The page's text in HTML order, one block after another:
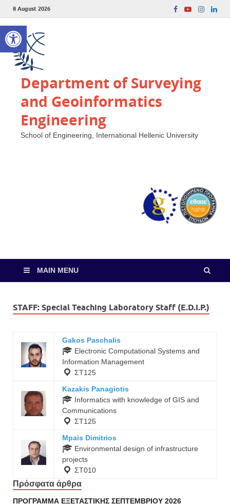
Open toolbar
8 August 2026
Department of Surveying
and Geoinformatics
Engineering
School of Engineering, International Hellenic University
MAIN MENU
STAFF: Special Teaching Laboratory Staff (E.D.I.P.)
Gakos Paschalis
Electronic Computational Systems and
Information Management
ΣΤ125
Kazakis Panagiotis
Informatics with knowledge of GIS and
Communications
ΣΤ125
Mpais Dimitrios
Environmental design of infrastructure
projects
ΣΤ010
Πρόσφατα άρθρα
ΠΡΟΓΡΑΜΜΑ ΕΞΕΤΑΣΤΙΚΗΣ ΣΕΠΤΕΜΒΡΙΟΥ 2026